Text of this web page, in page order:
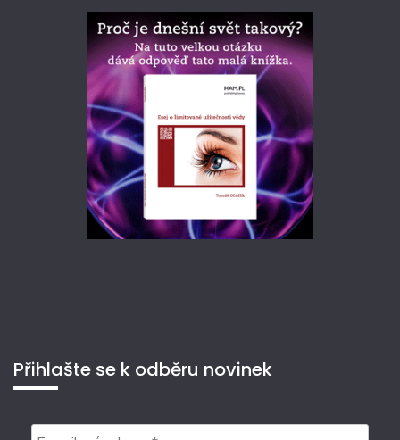
Přihlašte se k odběru novinek